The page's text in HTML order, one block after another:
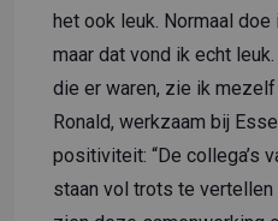
het ook leuk. Normaal
maar dat vond ik echt
die er waren, zie ik mezelf
Ronald, werkzaam bij
positiviteit: “De collega’s
staan vol trots te vertellen